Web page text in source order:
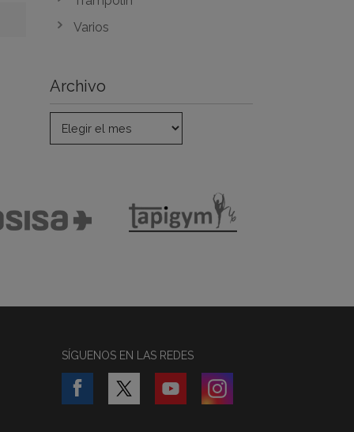
Varios
Archivo
SÍGUENOS EN LAS REDES